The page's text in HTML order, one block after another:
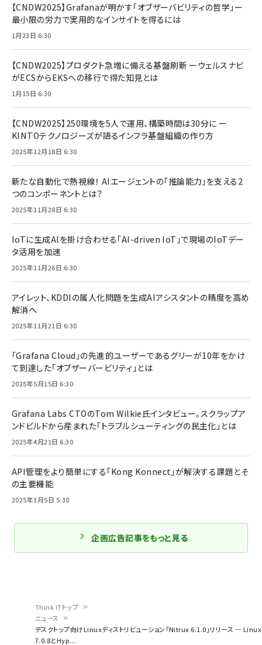
Think ITトップ
ニュース
デスクトップ向けLinuxディストリビューション「Nitrux 6.1.0」リリース ─ Linux
7.0.8とHyp...
【CNDW2025】Grafanaが明かす「オブザーバビリティの哲学」ー
最小限の労力で実用的なインサイトを得るには
1月23日 6:30
【CNDW2025】プロダクト急増に備える基盤刷新 ーウェルスナビ
がECSからEKSへの移行で得た知見とは
1月15日 6:30
【CNDW2025】250環境を5人で運用、構築時間は30分に ー
KINTOテクノロジーズが語るインフラ基盤組織の作り方
2025年12月18日 6:30
新たな自動化で熱視線！ AIエージェントの「推論能力」を支える2
つのコンポーネントとは？
2025年11月28日 6:30
IoTに生成AIを掛け合わせる「AI-driven IoT」で現場のIoTデー
タ活用を加速
2025年11月26日 6:30
アイレット、KDDIの属人化問題を生成AIアシスタントの精度を高め
解消へ
2025年11月21日 6:30
「Grafana Cloud」の先進的ユーザーであるグリーが10年をかけ
て到達した「オブザーバービリティ」とは
2025年5月15日 6:30
Grafana Labs CTOのTom Wilkie氏インタビュー。スクラップア
ンドビルドから産まれた「トラブルシューティングの民主化」とは
2025年4月21日 6:30
API管理をより簡単にする「Kong Konnect」が解決する課題とそ
の主要機能
2025年3月5日 5:30
企画広告記事をもっと見る